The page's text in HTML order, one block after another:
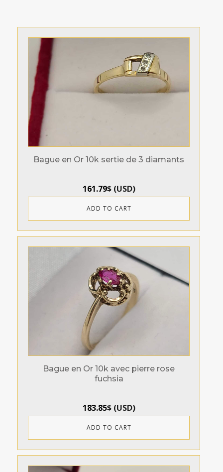
Bague en Or 10k sertie de 3 diamants
161.79$(USD)
ADD TO CART
Bague en Or 10k avec pierre rose
fuchsia
183.85$(USD)
ADD TO CART